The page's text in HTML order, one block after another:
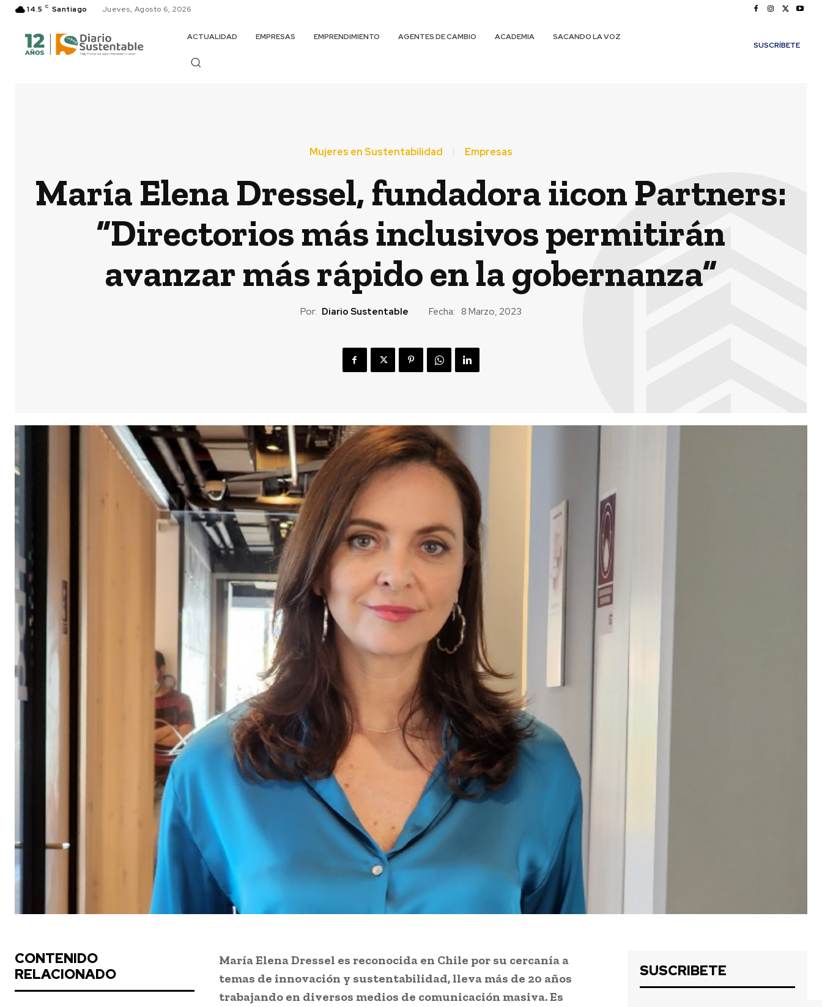
14.5 C Santiago Jueves, Agosto 6, 2026
ACTUALIDAD EMPRESAS EMPRENDIMIENTO AGENTES DE CAMBIO ACADEMIA
SACANDO LA VOZ
SUSCRÍBETE
Mujeres en Sustentabilidad Empresas
María Elena Dressel, fundadora iicon Partners:
“Directorios más inclusivos permitirán
avanzar más rápido en la gobernanza”
Por: Diario Sustentable Fecha: 8 Marzo, 2023
CONTENIDO
RELACIONADO
María Elena Dressel es reconocida en Chile por su cercanía a
temas de innovación y sustentabilidad, lleva más de 20 años
trabajando en diversos medios de comunicación masiva. Es
SUSCRIBETE